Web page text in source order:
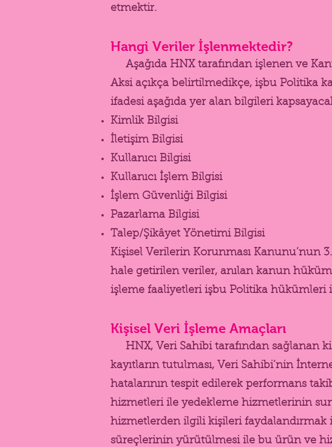
etmektir.
Hangi Veriler İşlenmektedir?
Aşağıda HNX tarafından işlenen ve
Aksi açıkça belirtilmedikçe, işbu Politika
ifadesi aşağıda yer alan bilgileri
Kimlik Bilgisi
İletişim Bilgisi
Kullanıcı Bilgisi
Kullanıcı İşlem Bilgisi
İşlem Güvenliği Bilgisi
Pazarlama Bilgisi
Talep/Şikâyet Yönetimi Bilgisi
Kişisel Verilerin Korunması Kanunu’nun
hale getirilen veriler, anılan kanun
işleme faaliyetleri işbu Politika hükümleri
Kişisel Veri İşleme Amaçları
HNX, Veri Sahibi tarafından sağlanan
kayıtların tutulması, Veri Sahibi’nin
hatalarının tespit edilerek performans
hizmetleri ile yedekleme hizmetlerinin
hizmetlerden ilgili kişileri faydalandırmak
süreçlerinin yürütülmesi ile bu ürün ve